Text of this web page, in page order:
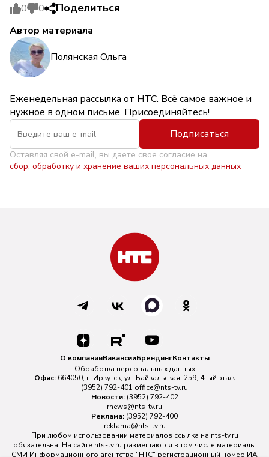
0 0 Поделиться
Автор материала
Полянская Ольга
Еженедельная рассылка от НТС. Всё самое важное и
нужное в одном письме. Присоединяйтесь!
Подписаться
Оставляя свой e-mail, вы даете свое согласие на
сбор, обработку и хранение ваших персональных данных
О компанииВакансииБрендингКонтакты
Обработка персональных данных
Офис: 664050, г. Иркутск, ул. Байкальская, 259, 4-ый этаж
(3952) 792-401 office@nts-tv.ru
Новости: (3952) 792-402
rnews@nts-tv.ru
Реклама: (3952) 792-400
reklama@nts-tv.ru
При любом использовании материалов ссылка на nts-tv.ru
обязательна. На сайте nts-tv.ru размещаются в том числе материалы
СМИ Информационного агентства "НТС" регистрационный номер ИА